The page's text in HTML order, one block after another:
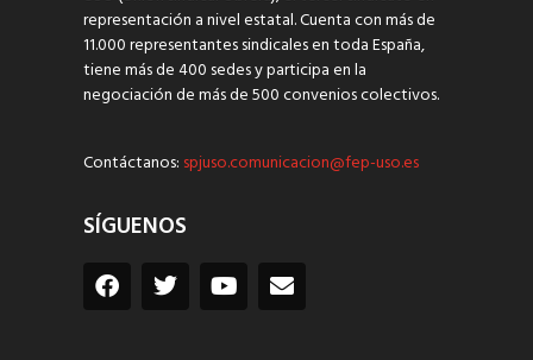
representación a nivel estatal. Cuenta con más de
11.000 representantes sindicales en toda España,
tiene más de 400 sedes y participa en la
negociación de más de 500 convenios colectivos.
Contáctanos: spjuso.comunicacion@fep-uso.es
SÍGUENOS